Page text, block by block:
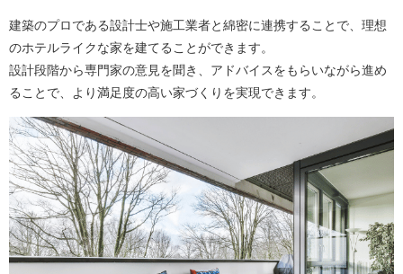
建築のプロである設計士や施工業者と綿密に連携することで、理想
のホテルライクな家を建てることができます。
設計段階から専門家の意見を聞き、アドバイスをもらいながら進め
ることで、より満足度の高い家づくりを実現できます。